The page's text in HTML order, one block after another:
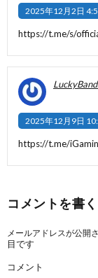
2025年12月2日
https://t.me/s/
2025年12月9日
https://t.me/
コメントを書く
メールアドレスが公開
目です
コメント